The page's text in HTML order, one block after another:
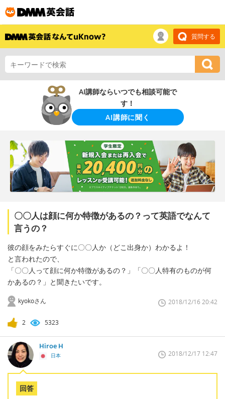
質問する
AI講師ならいつでも相談可能で
す！
AI講師に聞く
〇〇人は顔に何か特徴があるの？って英語でなんて
言うの？
彼の顔をみたらすぐに〇〇人か（どこ出身か）わかるよ！
と言われたので、
「〇〇人って顔に何か特徴があるの？」「〇〇人特有のものが何
かあるの？」と聞きたいです。
kyokoさん 2018/12/16 20:42
2 5323
Hiroe H
日本 2018/12/17 12:47
回答